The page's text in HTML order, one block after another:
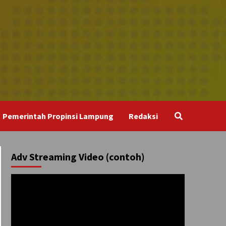
Pemerintah Propinsi Lampung Redaksi
Adv Streaming Video (contoh)